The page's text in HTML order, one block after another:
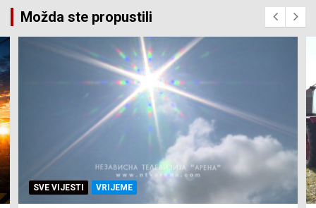
Možda ste propustili
SVE VIJESTI VRIJEME